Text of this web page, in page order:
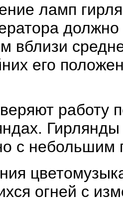
ламп
вблизи
его
работу
с небольшим
огней с